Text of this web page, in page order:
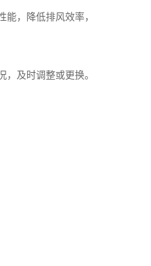
，降低排风效率，
及时调整或更换。